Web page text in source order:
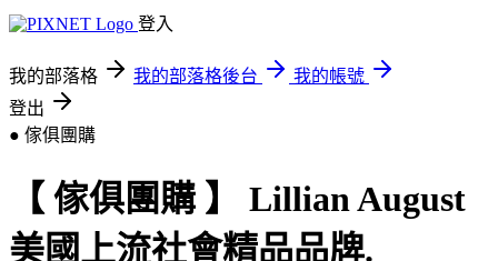
登入
我的部落格 我的部落格後台
我的帳號
登出
● 傢俱團購
【 傢俱團購 】 Lillian August
美國上流社會精品品牌.